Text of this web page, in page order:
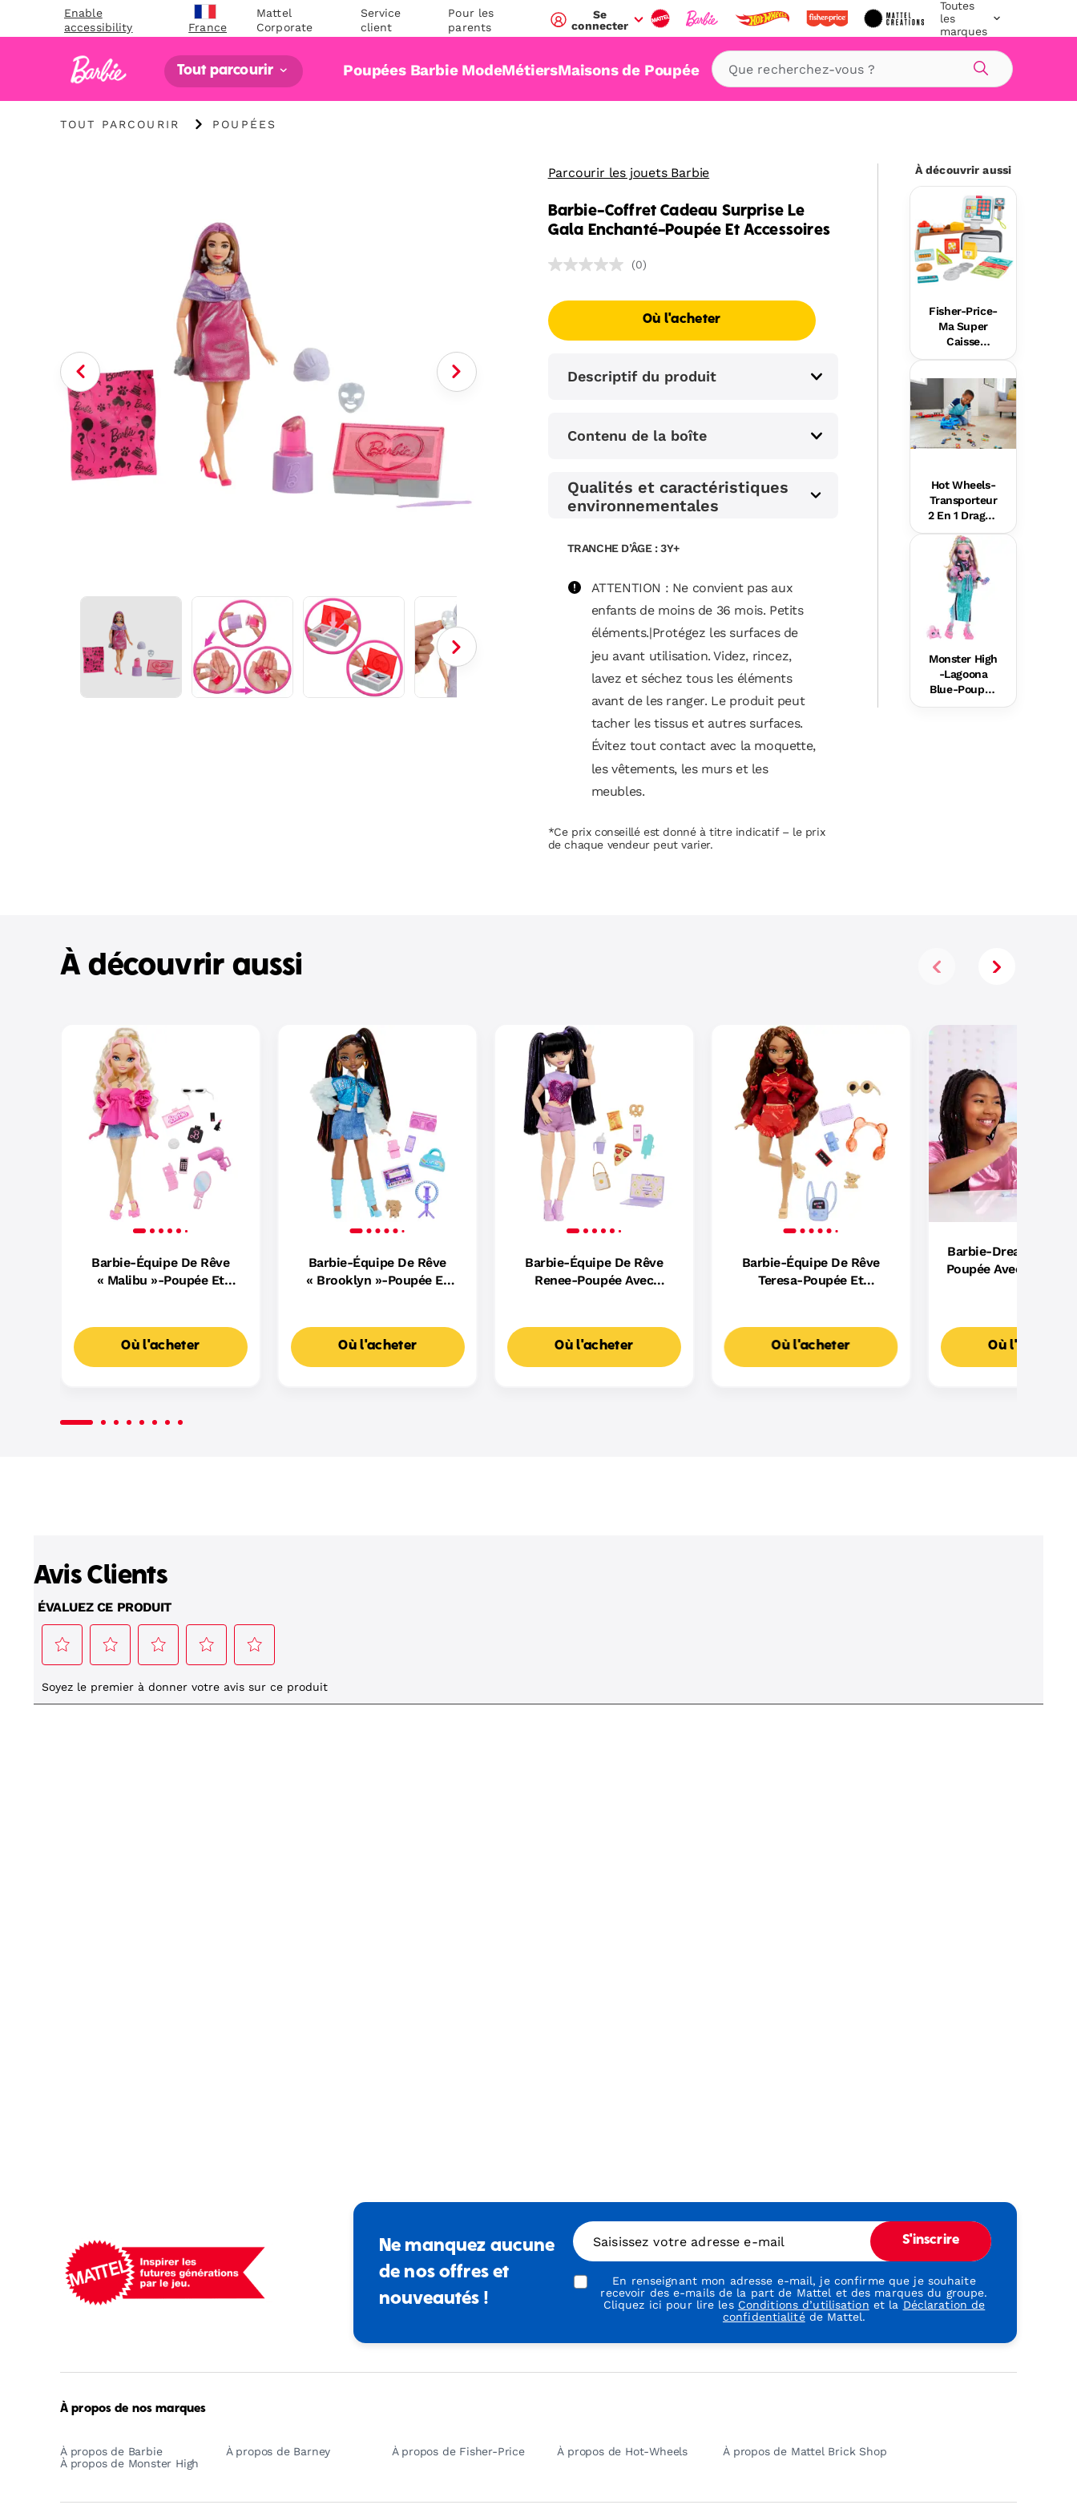
Enable
accessibility
France
Mattel
Corporate
Service
client
Pour les
parents
Se
connecter
Toutes
les
marques
Tout parcourir Poupées Barbie ModeMétiersMaisons de Poupée
Rechercher
"Tout
TOUT PARCOURIR
"POUPÉES
Parcourir les jouets Barbie
Barbie-Coffret Cadeau Surprise Le
Gala Enchanté-Poupée Et Accessoires
Aucune
de
notation
Lien
même
(0)
Où l'acheter
Descriptif du produit
Contenu de la boîte
Qualités et caractéristiques
environnementales
TRANCHE D’ÂGE : 3Y+
ATTENTION : Ne convient pas aux
enfants de moins de 36 mois. Petits
éléments.|Protégez les surfaces de
jeu avant utilisation. Videz, rincez,
lavez et séchez tous les éléments
avant de les ranger. Le produit peut
tacher les tissus et autres surfaces.
Évitez tout contact avec la moquette,
les vêtements, les murs et les
meubles.
*Ce prix conseillé est donné à titre indicatif – le prix
de chaque vendeur peut varier.
À découvrir aussi
Fisher-Price-
Ma Super
Caisse
Enregistreus
Éveil
Hot Wheels-
Transporteur
2 En 1 Dragon
s Hot Wheels
City
Monster High
-Lagoona
Blue-Poupée
Avec
À découvrir aussi
Barbie-Équipe De Rêve
« Malibu »-Poupée Et
Où l'acheter
Barbie-Équipe De Rêve
« Brooklyn »-Poupée Et
Où l'acheter
Barbie-Équipe De Rêve
Renee-Poupée Avec
Où l'acheter
Barbie-Équipe De Rêve
Teresa-Poupée Et
Où l'acheter
Barbie-Dream
Poupée Avec 7
Où l'acheter
Through
Ne manquez aucune
de nos offres et
nouveautés !
Saisissez votre adresse e-mail S'inscrire
En renseignant mon adresse e-mail, je confirme que je souhaite
recevoir des e-mails de la part de Mattel et des marques du groupe.
Cliquez ici pour lire les Conditions d’utilisation et la Déclaration de
confidentialitéde Mattel.
À propos de nos marques
À propos de Barbie À propos de Barney À propos de Fisher-Price À propos de Hot-Wheels
À propos de Mattel Brick Shop
À propos de Monster High